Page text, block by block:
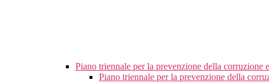
Piano triennale per la prevenzione della corruzione
Piano triennale per la prevenzione della